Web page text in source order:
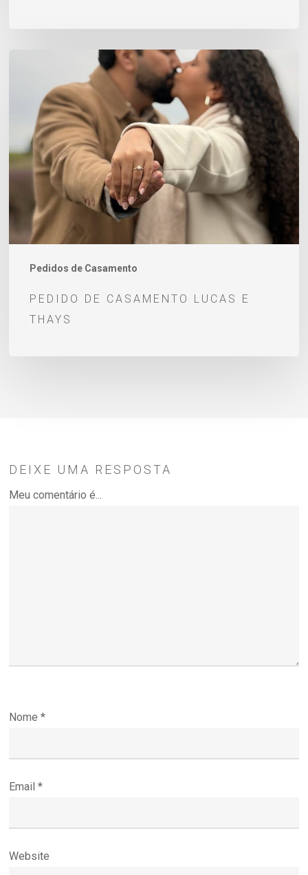
Pedidos de Casamento
casamento
Lucas
PEDIDO DE CASAMENTO LUCAS E
THAYS
DEIXE UMA RESPOSTA
Meu comentário é...
Nome*
Email*
Website